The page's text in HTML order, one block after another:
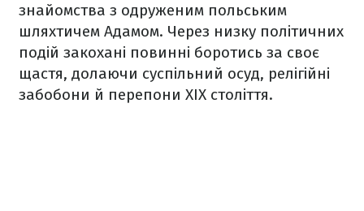
знайомства з одруженим польським
шляхтичем Адамом. Через низку політичних
подій закохані повинні боротись за своє
щастя, долаючи суспільний осуд, релігійні
забобони й перепони XIX століття.